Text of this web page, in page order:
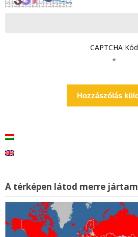
CAPTCHA Kód
*
A térképen látod merre jártam